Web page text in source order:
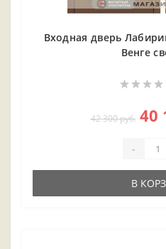
Входная дверь
Венге
42 300 руб. 40
-
В